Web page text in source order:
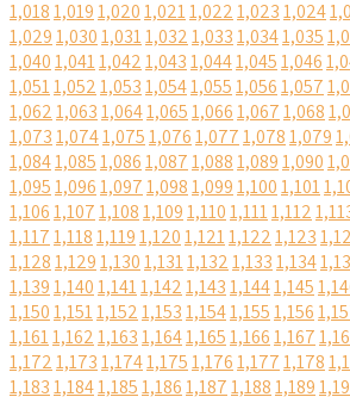
1,0181,0191,0201,0211,0221,0231,024
1,0291,0301,0311,0321,0331,0341,035
1,0401,0411,0421,0431,0441,0451,046
1,0511,0521,0531,0541,0551,0561,057
1,0621,0631,0641,0651,0661,0671,068
1,0731,0741,0751,0761,0771,0781,079
1,0841,0851,0861,0871,0881,0891,090
1,0951,0961,0971,0981,0991,1001,101
1,1061,1071,1081,1091,1101,1111,112
1,1171,1181,1191,1201,1211,1221,123
1,1281,1291,1301,1311,1321,1331,134
1,1391,1401,1411,1421,1431,1441,145
1,1501,1511,1521,1531,1541,1551,156
1,1611,1621,1631,1641,1651,1661,167
1,1721,1731,1741,1751,1761,1771,178
1,1831,1841,1851,1861,1871,1881,189